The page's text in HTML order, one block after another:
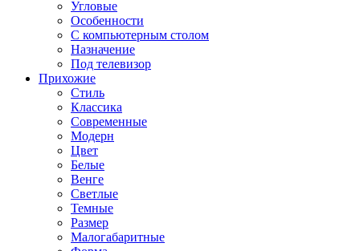
Угловые
Особенности
С компьютерным столом
Назначение
Под телевизор
Прихожие
Стиль
Классика
Современные
Модерн
Цвет
Белые
Венге
Светлые
Темные
Размер
Малогабаритные